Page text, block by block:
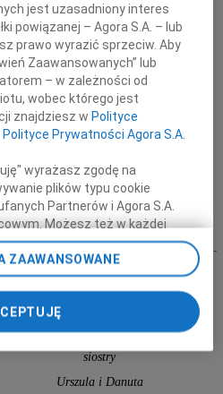
Tadeusz Obrębski
Prof. zw. nauk ekonomicznych
Uroczystość pogrzebowa odbędzie się
12 czerwca 2018 roku o godz, 15.00
na Wólce, ul. Wóycickiego 14A.
Pogrążone w smutku
siostry
Urszula i Danuta
jest uzasadniony interes
powiązanej – Agora S.A. – lub
prawo wyrazić sprzeciw. Aby
Zaawansowanych” lub
– w zależności od
wobec którego jest
znajdziesz wPolityce
Polityce Prywatności Agora S.A.
wyrażasz zgodę na
plików typu cookie
Partnerów i Agora S.A.
Możesz też w każdej
dot. plików cookie,
do zarządzania Twoimi
danych poprzez
w stopce serwisu i
zaawansowane”.
możliwa jest także za
i Agora S.A. możemy
ZAAWANSOWANE